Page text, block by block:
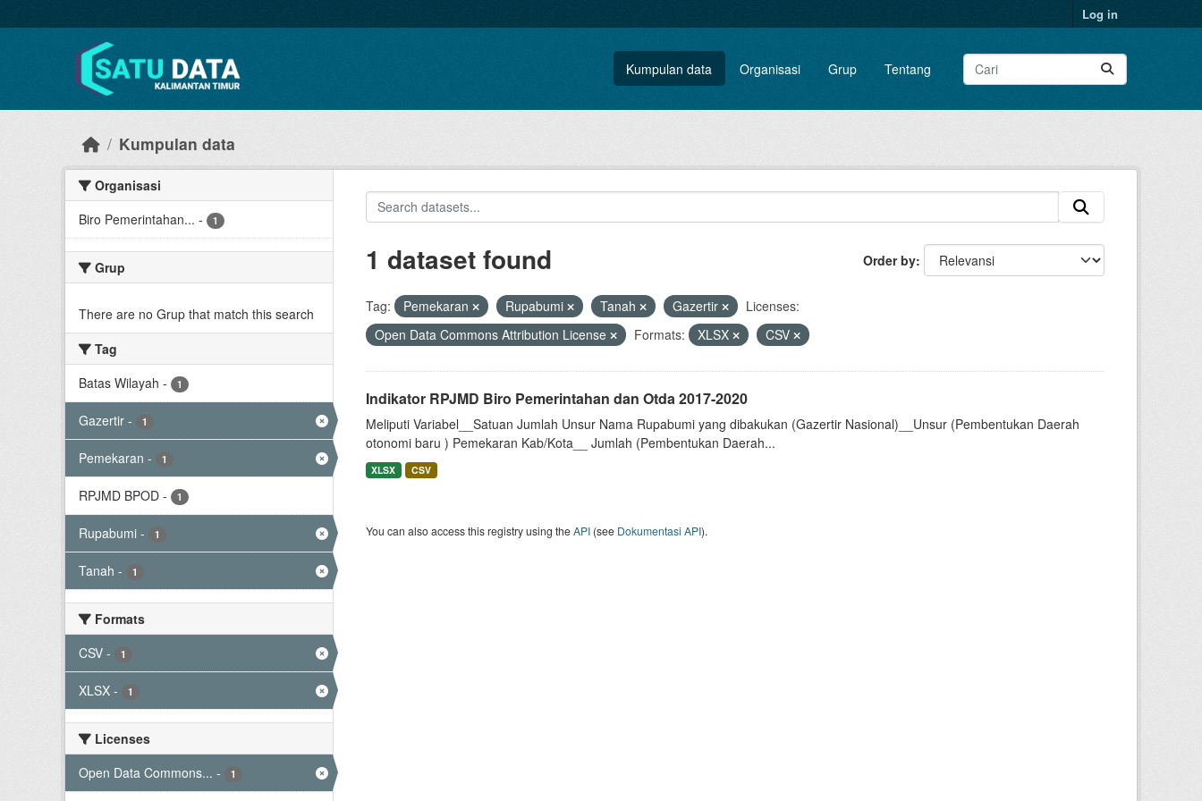
Log in
Kumpulan data Organisasi Grup Tentang
Kumpulan data
Organisasi
Biro Pemerintahan... - 1
Grup
There are no Grup that match this search
Tag
Batas Wilayah - 1
Gazertir - 1
Pemekaran - 1
RPJMD BPOD - 1
Rupabumi - 1
Tanah - 1
Formats
CSV - 1
XLSX - 1
Licenses
Open Data Commons... - 1
Order by
1 dataset found
Tag: Pemekaran Rupabumi Tanah Gazertir
Licenses:
Open Data Commons Attribution License
Formats: XLSX CSV
Indikator RPJMD Biro Pemerintahan dan Otda 2017-2020
Meliputi Variabel__Satuan Jumlah Unsur Nama Rupabumi yang dibakukan (Gazertir Nasional)__Unsur (Pembentukan Daerah
otonomi baru ) Pemekaran Kab/Kota__ Jumlah (Pembentukan Daerah...
XLSX CSV
You can also access this registry using theAPI(see Dokumentasi API).